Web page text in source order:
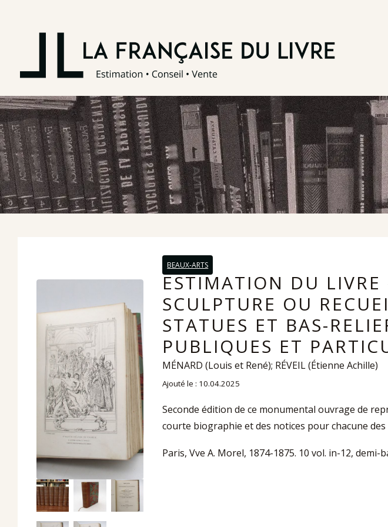
BEAUX-ARTS
ESTIMATION DU LIVRE
SCULPTURE OU
STATUES ET BAS-
PUBLIQUES ET
MÉNARD (Louis et René); RÉVEIL (Étienne Achille)
Ajouté le : 10.04.2025
Seconde édition de ce monumental ouvrage de
courte biographie et des notices pour chacune
Paris, Vve A. Morel, 1874-1875. 10 vol. in-12,